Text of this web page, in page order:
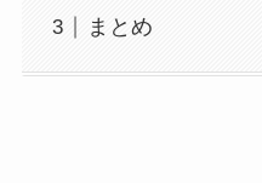
まとめ